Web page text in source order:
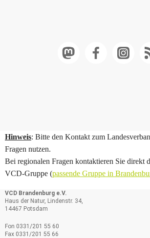
Hinweis: Bitte den Kontakt zum
Fragen nutzen.
Bei regionalen Fragen kontaktieren Sie direkt
VCD-Gruppe (passende Gruppe in
VCD Brandenburg e.V.
Haus der Natur, Lindenstr. 34,
14467 Potsdam
Fon 0331/201 55 60
Fax 0331/201 55 66